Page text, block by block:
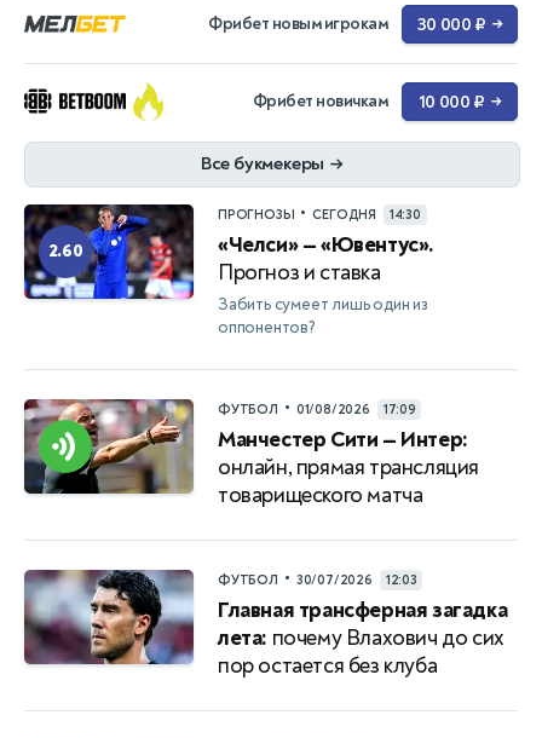
Фрибет новым игрокам 30 000 ₽ →
Фрибет новичкам 10 000 ₽ →
Все букмекеры →
2.60
ПРОГНОЗЫ • СЕГОДНЯ 14:30
«Челси» — «Ювентус».
Прогноз и ставка
Забить сумеет лишь один из
оппонентов?
ФУТБОЛ • 01/08/2026 17:09
Манчестер Сити — Интер:
онлайн, прямая трансляция
товарищеского матча
ФУТБОЛ • 30/07/2026 12:03
Главная трансферная загадка
лета: почему Влахович до сих
пор остается без клуба